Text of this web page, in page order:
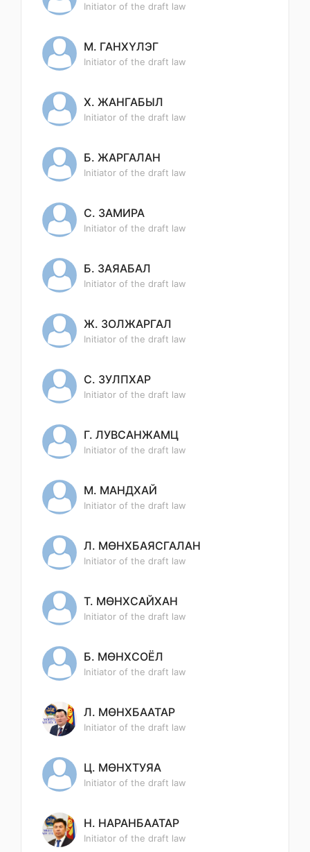
Initiator of the draft law
М. ГАНХҮЛЭГ
Initiator of the draft law
Х. ЖАНГАБЫЛ
Initiator of the draft law
Б. ЖАРГАЛАН
Initiator of the draft law
С. ЗАМИРА
Initiator of the draft law
Б. ЗАЯАБАЛ
Initiator of the draft law
Ж. ЗОЛЖАРГАЛ
Initiator of the draft law
С. ЗУЛПХАР
Initiator of the draft law
Г. ЛУВСАНЖАМЦ
Initiator of the draft law
М. МАНДХАЙ
Initiator of the draft law
Л. МӨНХБАЯСГАЛАН
Initiator of the draft law
Т. МӨНХСАЙХАН
Initiator of the draft law
Б. МӨНХСОЁЛ
Initiator of the draft law
Л. МӨНХБААТАР
Initiator of the draft law
Ц. МӨНХТУЯА
Initiator of the draft law
Н. НАРАНБААТАР
Initiator of the draft law